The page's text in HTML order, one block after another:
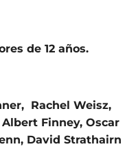
de 12 años.
Rachel Weisz,
Finney, Oscar
David Strathairn